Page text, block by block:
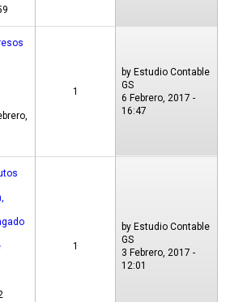
1
by Estudio Contable
GS
6 Febrero, 2017 -
16:47
1
by Estudio Contable
GS
3 Febrero, 2017 -
12:01